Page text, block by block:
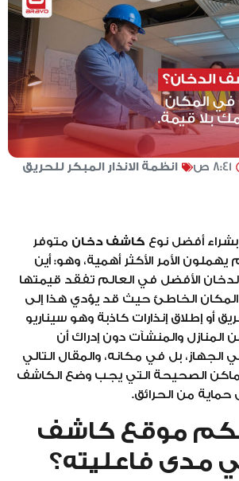
8:41 ص انظمة الانذار المبكر للحريق
أفضل نوع كاشف دخان متوفر
الأمر الأكثر أهمية، وهو: أين
الأفضل في العالم تفقد قيمتها
الخاطئ حيث قد يؤدي هذا إلى
أو إطلاق إنذارات كاذبة وهو سيناريو
والمنشآت دون إدراك أن
بل في مكانه، والمقال التالي
الصحيحة التي يجب وضع الكاشف
من الحرائق.
موقع كاشف
مدى فاعليته؟